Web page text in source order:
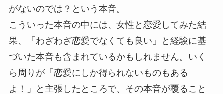
がないのでは？という本音。
こういった本音の中には、女性と恋愛してみた結
果、「わざわざ恋愛でなくても良い」と経験に基
づいた本音も含まれているかもしれません。いく
ら周りが「恋愛にしか得られないものもある
よ！」と主張したところで、その本音が覆ること